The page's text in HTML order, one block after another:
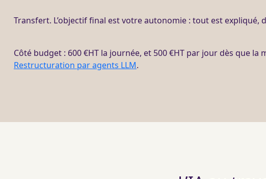
Transfert. L’objectif final est votre autonomie : tout est expliqué,
Côté budget : 600 €HT la journée, et 500 €HT par jour dès que la
Restructuration par agents LLM.